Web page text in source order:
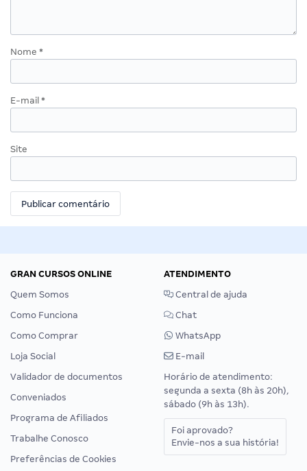
Nome *
E-mail *
Site
GRAN CURSOS ONLINE
Quem Somos
Como Funciona
Como Comprar
Loja Social
Validador de documentos
Conveniados
Programa de Afiliados
Trabalhe Conosco
Preferências de Cookies
ATENDIMENTO
Central de ajuda
Chat
WhatsApp
E-mail
Horário de atendimento:
segunda a sexta (8h às 20h),
sábado (9h às 13h).
Foi aprovado?
Envie-nos a sua história!